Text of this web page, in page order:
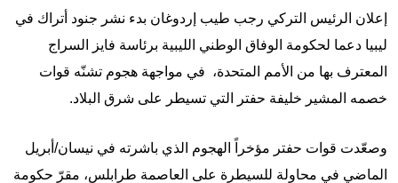
إعلان الرئيس التركي رجب طيب إردوغان بدء نشر جنود أتراك في
ليبيا دعما لحكومة الوفاق الوطني الليبية برئاسة فايز السراج
المعترف بها من الأمم المتحدة، في مواجهة هجوم تشنّه قوات
خصمه المشير خليفة حفتر التي تسيطر على شرق البلاد.
وصعّدت قوات حفتر مؤخراً الهجوم الذي باشرته في نيسان/أبريل
الماضي في محاولة للسيطرة على العاصمة طرابلس، مقرّ حكومة